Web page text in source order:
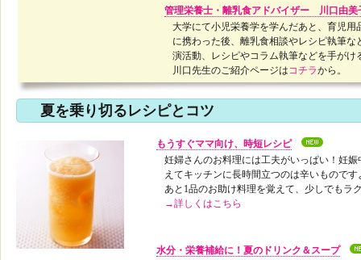
管理栄養士・離乳食アドバイザー 川口由美
大学にて小児栄養学を学んだあと、育児
に携わった後、離乳食相談やレシピ執筆
演活動、レシピやコラム執筆などを手がけ
川口先生のご紹介ページはコチラから。
夏を乗り切るレシピとコツ
もうすぐママ向け、時短レシピ
妊婦さんのお料理には工夫がいっぱい！妊
えてキッチンに長時間立つのは辛いものです
あと1品のお助け料理を覚えて、少しでもラ
→詳しくはこちら
水分・栄養補給に！夏のドリンク＆スープ